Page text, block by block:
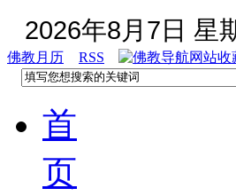
2026年8月7日 星
佛教月历 RSS
首
页